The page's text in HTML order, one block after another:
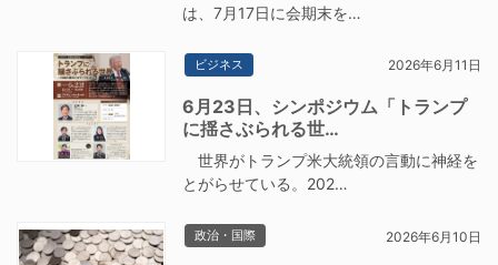
は、7月17日に会期末を…
ビジネス 2026年6月11日
6月23日、シンポジウム「トランプ
に揺さぶられる世…
世界がトランプ米大統領の言動に神経を
とがらせている。202…
政治・国際 2026年6月10日